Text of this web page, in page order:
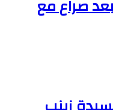
76 عاما بعد صراع مع